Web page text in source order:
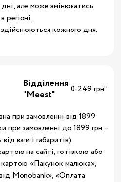
але може змінюватись
регіоні.
кожного дня.
Відділення
"Meest"
0-249 грн*
при замовленні від 1899
при замовленні до 1899 грн –
ваги і габаритів).
на сайті, готівкою або
картою «Пакунок малюка»,
Monobank», «Оплата